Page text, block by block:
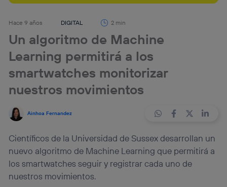
Hace 9 años DIGITAL 2 min
Un algoritmo de Machine
Learning permitirá a los
smartwatches monitorizar
nuestros movimientos
Ainhoa Fernandez
Científicos de la Universidad de Sussex desarrollan un
nuevo algoritmo de Machine Learning que permitirá a
los smartwatches seguir y registrar cada uno de
nuestros movimientos.